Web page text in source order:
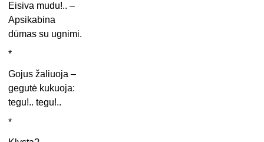
Eisiva mudu!.. –
Apsikabina
dūmas su ugnimi.
*
Gojus žaliuoja –
gegutė kukuoja:
tegu!.. tegu!..
*